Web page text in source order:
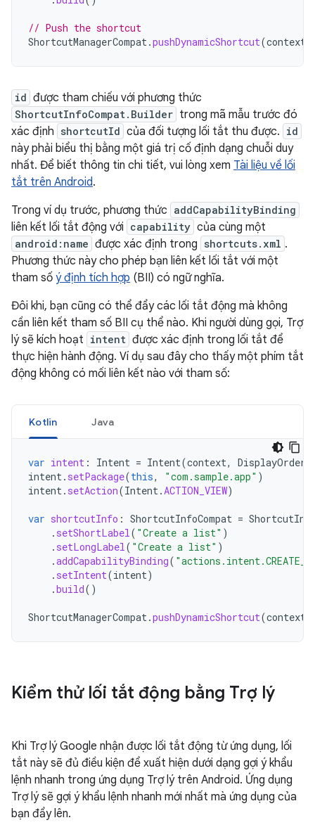
// Push the shortcut
ShortcutManagerCompat.pushDynamicShortcut(context
id được tham chiếu với phương thức
ShortcutInfoCompat.Builder trong mã mẫu trước đó
xác định shortcutId của đối tượng lối tắt thu được. id
này phải biểu thị bằng một giá trị cố định dạng chuỗi duy
nhất. Để biết thông tin chi tiết, vui lòng xem Tài liệu về lối
tắt trên Android.
Trong ví dụ trước, phương thức addCapabilityBinding
liên kết lối tắt động với capability của cùng một
android:name được xác định trong shortcuts.xml .
Phương thức này cho phép bạn liên kết lối tắt với một
tham số ý định tích hợp (BII) có ngữ nghĩa.
Đôi khi, bạn cũng có thể đẩy các lối tắt động mà không
cần liên kết tham số BII cụ thể nào. Khi người dùng gọi, Trợ
lý sẽ kích hoạt intent được xác định trong lối tắt để
thực hiện hành động. Ví dụ sau đây cho thấy một phím tắt
động không có mối liên kết nào với tham số:
Kotlin Java
var intent : Intent = Intent(context,
intent. setPackage(this, "com.sample.app" )
intent. setAction(Intent.ACTION_VIEW)
var shortcutInfo : ShortcutInfoCompat =
. setShortLabel( "Create a list" )
. setLongLabel( "Create a list" )
.addCapabilityBinding(
. setIntent(intent)
.build()
ShortcutManagerCompat.pushDynamicShortcut(context
Kiểm thử lối tắt động bằng Trợ lý
Khi Trợ lý Google nhận được lối tắt động từ ứng dụng, lối
tắt này sẽ đủ điều kiện để xuất hiện dưới dạng gợi ý khẩu
lệnh nhanh trong ứng dụng Trợ lý trên Android. Ứng dụng
Trợ lý sẽ gợi ý khẩu lệnh nhanh mới nhất mà ứng dụng của
bạn đẩy lên.